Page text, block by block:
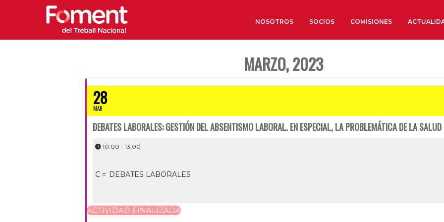
NOSOTROS
Institut d’Estudis
SOCIOS COMISIONES
MARZO, 2023
28
MAR
DEBATES LABORALES: GESTIÓN DEL ABSENTISMO LABORAL. EN ESPECIAL, LA PROBLEMÁTICA DE LA
10:00 - 13:00
C = DEBATES LABORALES
ACTIVIDAD FINALIZADA